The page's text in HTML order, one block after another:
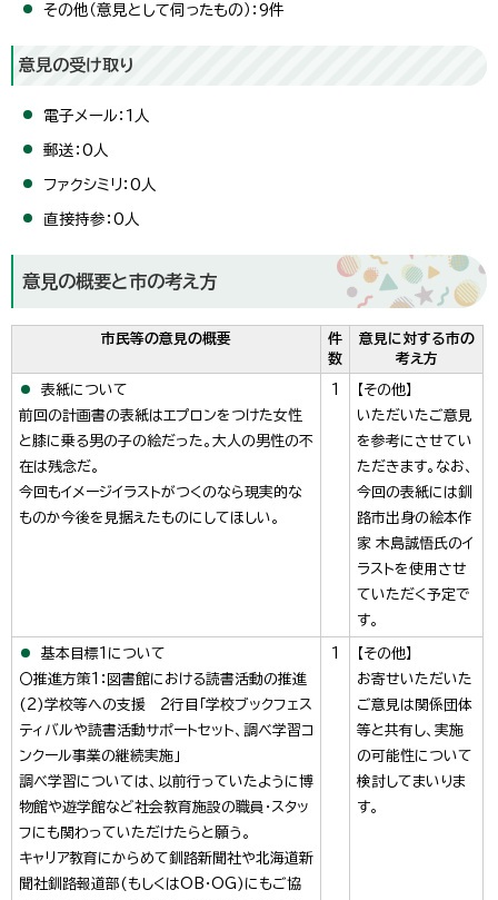
その他（意見として伺ったもの）：9件
意見の受け取り
電子メール：1人
郵送：0人
ファクシミリ：0人
直接持参：0人
意見の概要と市の考え方
市民等の意見の概要
件
数
意見に対する市の
考え方
表紙について
前回の計画書の表紙はエプロンをつけた女性
と膝に乗る男の子の絵だった。大人の男性の不
在は残念だ。
今回もイメージイラストがつくのなら現実的な
ものか今後を見据えたものにしてほしい。
1
【その他】
いただいたご意見
を参考にさせてい
ただきます。なお、
今回の表紙には釧
路市出身の絵本作
家 木島誠悟氏のイ
ラストを使用させ
ていただく予定で
す。
基本目標1について
〇推進方策1：図書館における読書活動の推進
(2)学校等への支援 2行目「学校ブックフェス
ティバルや読書活動サポートセット、調べ学習コ
ンクール事業の継続実施」
調べ学習については、以前行っていたように博
物館や遊学館など社会教育施設の職員・スタッ
フにも関わっていただけたらと願う。
キャリア教育にからめて釧路新聞社や北海道新
聞社釧路報道部(もしくはOB・OG)にもご協
1
【その他】
お寄せいただいた
ご意見は関係団体
等と共有し、実施
の可能性について
検討してまいりま
す。